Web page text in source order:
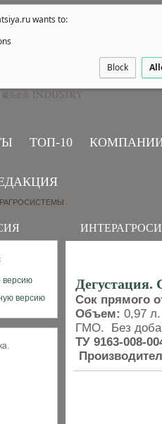
wants to:
Block
ТОП-10
Дегустация.
Сок прямого
Объем: 0,97
ГМО. Без
ТУ 9163-008-